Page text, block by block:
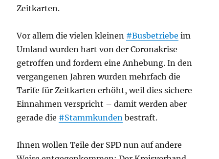
Zeitkarten.
Vor allem die vielen kleinen #Busbetriebe im
Umland wurden hart von der Coronakrise
getroffen und fordern eine Anhebung. In den
vergangenen Jahren wurden mehrfach die
Tarife für Zeitkarten erhöht, weil dies sichere
Einnahmen verspricht – damit werden aber
gerade die #Stammkunden bestraft.
Ihnen wollen Teile der SPD nun auf andere